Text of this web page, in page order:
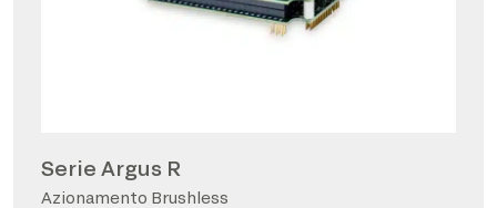
Serie Argus R
Azionamento Brushless